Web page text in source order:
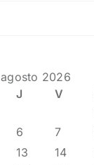
agosto 2026
J V
6 7
13 14